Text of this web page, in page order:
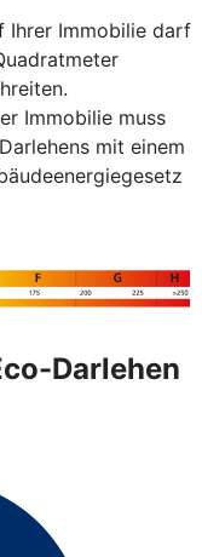
Ihrer Immobilie darf
Immobilie muss
mit einem
Darlehen